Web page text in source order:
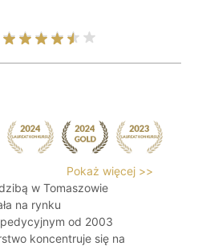
Pokaż więcej >>
w Tomaszowie
na rynku
od 2003
koncentruje się na